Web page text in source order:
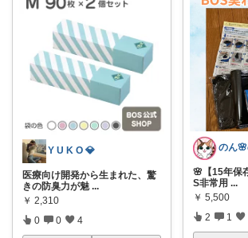
Y U K O 💎
医療向け開発から生まれた、驚
きの防臭力が魅 ...
￥ 2,310
0 0 4
🌸【15年保
S非常用 ...
￥ 5,500
2 1